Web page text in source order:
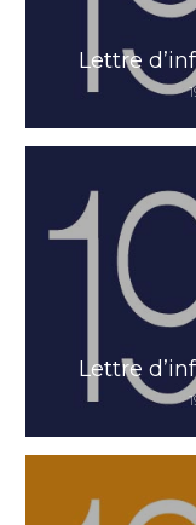
Lettre
Lettre